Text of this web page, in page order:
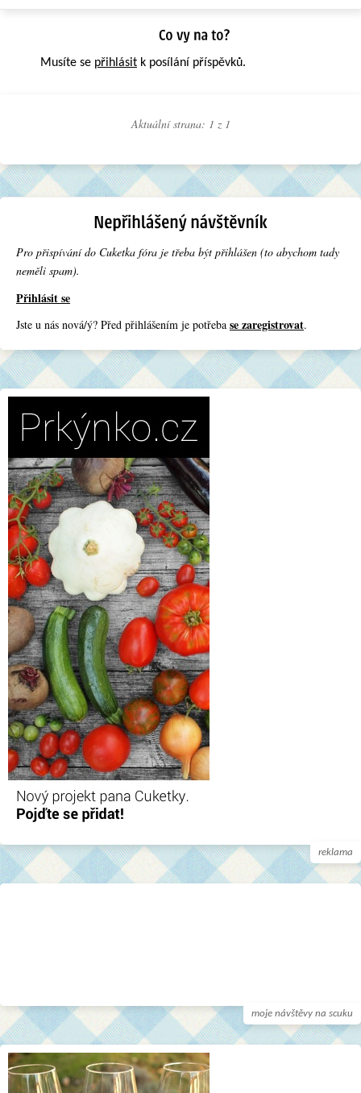
Musíte se přihlásit k posílání příspěvků.
Aktuální strana: 1 z 1
Pro přispívání do Cuketka fóra je třeba být přihlášen (to abychom tady
neměli spam).
Přihlásit se
Jste u nás nová/ý? Před přihlášením je potřeba se zaregistrovat.
reklama
moje návštěvy na scuku